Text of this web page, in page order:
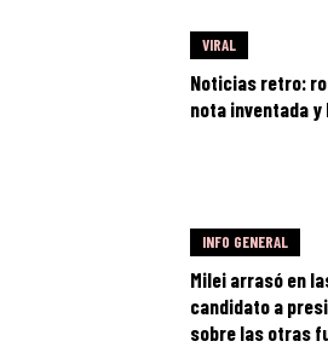
VIRAL
Noticias retro:
nota inventada y
INFO GENERAL
Milei arrasó en
candidato a
sobre las otras